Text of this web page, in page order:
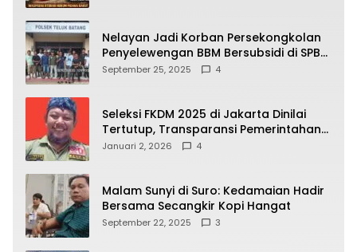
Nelayan Jadi Korban Persekongkolan
Penyelewengan BBM Bersubsidi di SPBU
64.78809 Teluk Batang
September 25, 2025 4
Seleksi FKDM 2025 di Jakarta Dinilai
Tertutup, Transparansi Pemerintahan
Pramono–Rano Dipertanyakan
Januari 2, 2026 4
Malam Sunyi di Suro: Kedamaian Hadir
Bersama Secangkir Kopi Hangat
September 22, 2025 3